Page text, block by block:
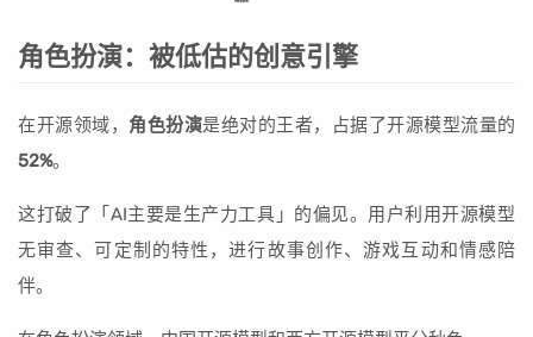
角色扮演：被低估的创意引擎
在开源领域， 角色扮演是绝对的王者，占据了开源模型流量的
52%。
这打破了「AI主要是生产力工具」的偏见。用户利用开源模型
无审查、可定制的特性，进行故事创作、游戏互动和情感陪
伴。